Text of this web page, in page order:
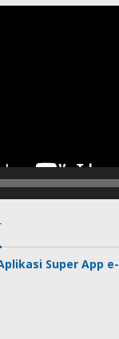
Super App e-